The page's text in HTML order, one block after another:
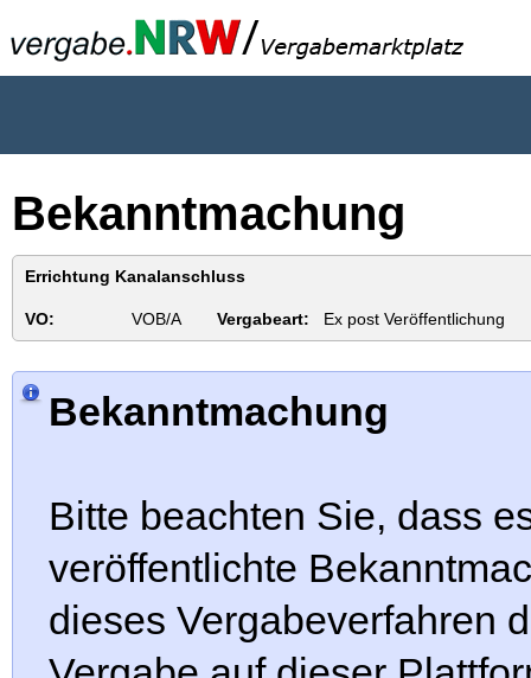
Bekanntmachung
Errichtung Kanalanschluss
VO: VOB/A Vergabeart: Ex post Veröffentlichung
Bekanntmachung
Bitte beachten Sie, dass
veröffentlichte
dieses Vergabeverfahren